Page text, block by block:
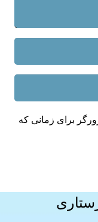
برای زمانی که